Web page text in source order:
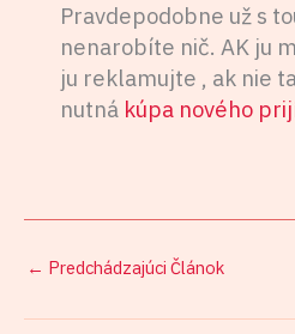
Pravdepodobne už s
nenarobíte nič. AK ju
ju reklamujte , ak nie
nutná kúpa nového
← Predchádzajúci Článok